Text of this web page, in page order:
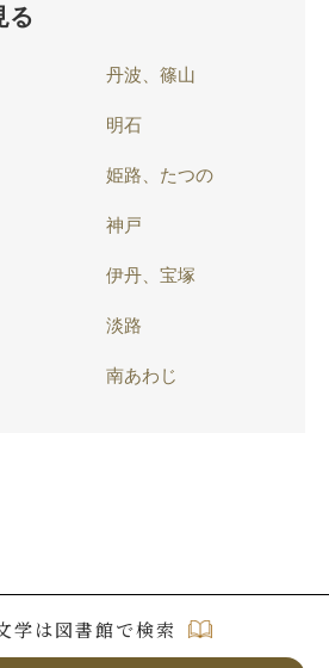
る
丹波、篠山
明石
姫路、たつの
神戸
伊丹、宝塚
淡路
南あわじ
学は図書館で検索